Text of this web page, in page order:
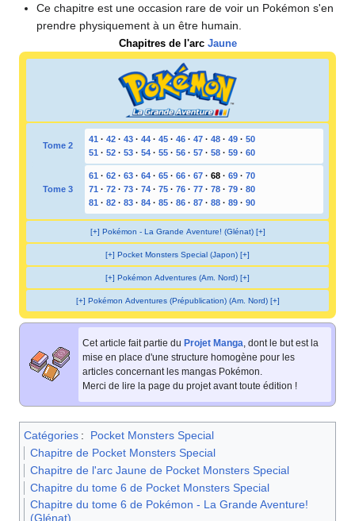
Ce chapitre est une occasion rare de voir un Pokémon s'en
prendre physiquement à un être humain.
Chapitres de l'arc Jaune
Tome 2
41 · 42 · 43 · 44 · 45 · 46 · 47 · 48 · 49 · 50
51 · 52 · 53 · 54 · 55 · 56 · 57 · 58 · 59 · 60
Tome 3
61 · 62 · 63 · 64 · 65 · 66 · 67 · 68 · 69 · 70
71 · 72 · 73 · 74 · 75 · 76 · 77 · 78 · 79 · 80
81 · 82 · 83 · 84 · 85 · 86 · 87 · 88 · 89 · 90
[+] Pokémon - La Grande Aventure! (Glénat) [+]
[+] Pocket Monsters Special (Japon) [+]
[+] Pokémon Adventures (Am. Nord) [+]
[+] Pokémon Adventures (Prépublication) (Am. Nord) [+]
Cet article fait partie du Projet Manga, dont le but est la
mise en place d'une structure homogène pour les
articles concernant les mangas Pokémon.
Merci de lire la page du projet avant toute édition !
Catégories :
Pocket Monsters Special
Chapitre de Pocket Monsters Special
Chapitre de l'arc Jaune de Pocket Monsters Special
Chapitre du tome 6 de Pocket Monsters Special
Chapitre du tome 6 de Pokémon - La Grande Aventure!
(Glénat)